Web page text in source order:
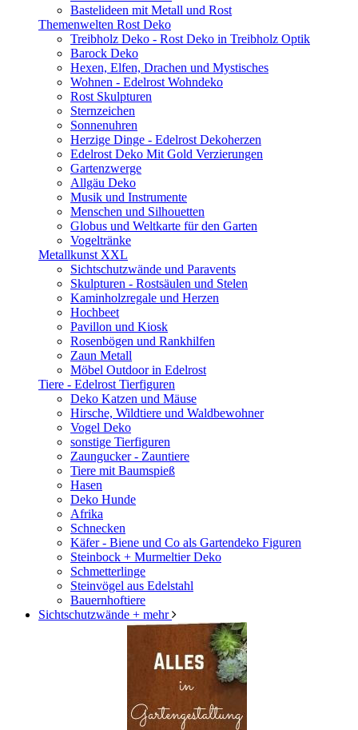
Bastelideen mit Metall und Rost
Themenwelten Rost Deko
Treibholz Deko - Rost Deko in Treibholz Optik
Barock Deko
Hexen, Elfen, Drachen und Mystisches
Wohnen - Edelrost Wohndeko
Rost Skulpturen
Sternzeichen
Sonnenuhren
Herzige Dinge - Edelrost Dekoherzen
Edelrost Deko Mit Gold Verzierungen
Gartenzwerge
Allgäu Deko
Musik und Instrumente
Menschen und Silhouetten
Globus und Weltkarte für den Garten
Vogeltränke
Metallkunst XXL
Sichtschutzwände und Paravents
Skulpturen - Rostsäulen und Stelen
Kaminholzregale und Herzen
Hochbeet
Pavillon und Kiosk
Rosenbögen und Rankhilfen
Zaun Metall
Möbel Outdoor in Edelrost
Tiere - Edelrost Tierfiguren
Deko Katzen und Mäuse
Hirsche, Wildtiere und Waldbewohner
Vogel Deko
sonstige Tierfiguren
Zaungucker - Zauntiere
Tiere mit Baumspieß
Hasen
Deko Hunde
Afrika
Schnecken
Käfer - Biene und Co als Gartendeko Figuren
Steinbock + Murmeltier Deko
Schmetterlinge
Steinvögel aus Edelstahl
Bauernhoftiere
Sichtschutzwände + mehr